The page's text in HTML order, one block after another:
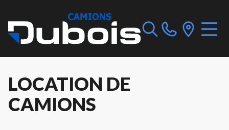
LOCATION DE
CAMIONS